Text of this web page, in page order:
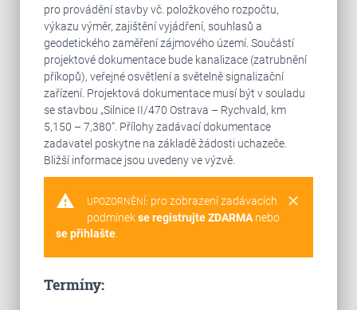
pro provádění stavby vč. položkového rozpočtu,
výkazu výměr, zajištění vyjádření, souhlasů a
geodetického zaměření zájmového území. Součástí
projektové dokumentace bude kanalizace (zatrubnění
příkopů), veřejné osvětlení a světelně signalizační
zařízení. Projektová dokumentace musí být v souladu
se stavbou „Silnice II/470 Ostrava – Rychvald, km
5,150 – 7,380“. Přílohy zadávací dokumentace
zadavatel poskytne na základě žádosti uchazeče.
Bližší informace jsou uvedeny ve výzvě.
warning clear
UPOZORNĚNÍ: pro zobrazení zadávacích
podmínekse registrujte ZDARMAnebo
se přihlašte.
Termíny: